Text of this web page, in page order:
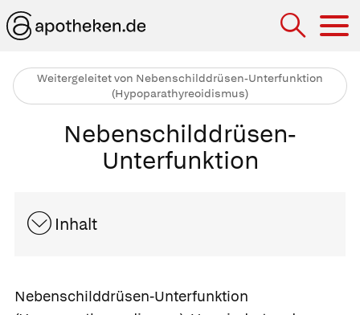
Weitergeleitet von Nebenschilddrüsen-Unterfunktion
(Hypoparathyreoidismus)
Nebenschilddrüsen-
Unterfunktion
Inhalt
Nebenschilddrüsen-Unterfunktion